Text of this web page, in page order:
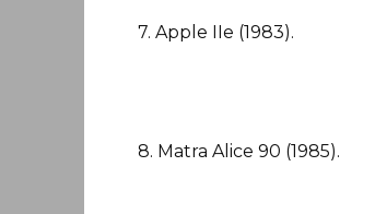
7. Apple IIe (1983).
8. Matra Alice 90 (1985).